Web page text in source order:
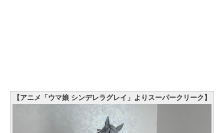
【アニメ「ウマ娘 シンデレラグレイ」よりスーパークリーク】